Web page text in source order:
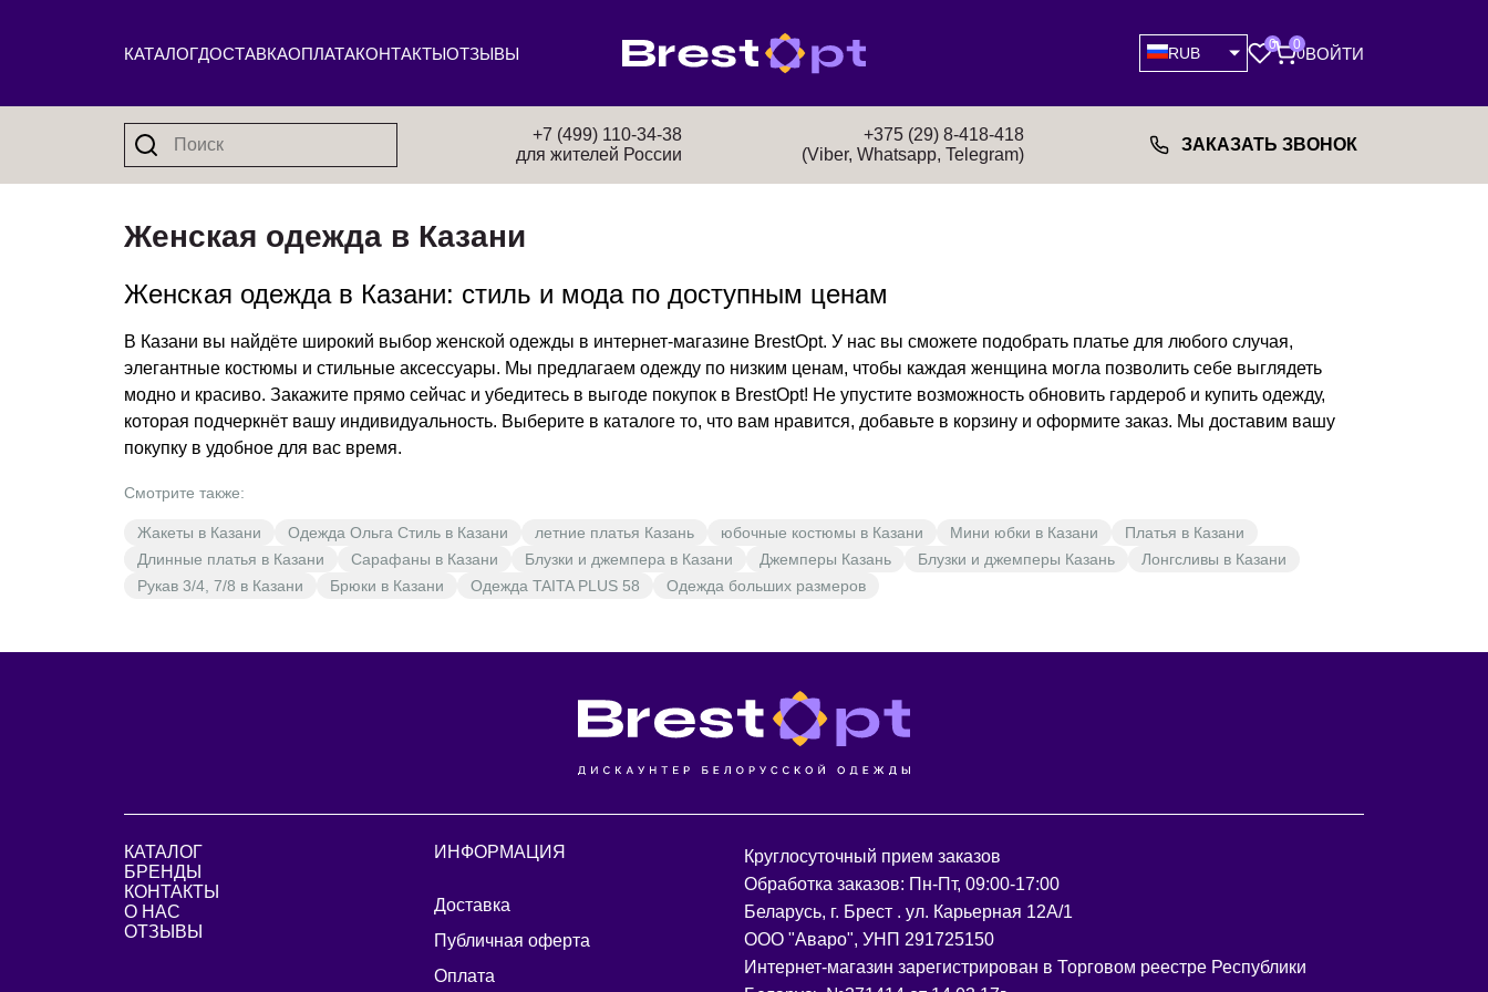
КАТАЛОГДОСТАВКАОПЛАТАКОНТАКТЫОТЗЫВЫ RUB
0 0
0ВОЙТИ
+7 (499) 110-34-38
для жителей России
+375 (29) 8-418-418
(Viber, Whatsapp, Telegram)
ЗАКАЗАТЬ ЗВОНОК
Женская одежда в Казани
Женская одежда в Казани: стиль и мода по доступным ценам
В Казани вы найдёте широкий выбор женской одежды в интернет-магазине BrestOpt. У нас вы сможете подобрать платье для любого случая,
элегантные костюмы и стильные аксессуары. Мы предлагаем одежду по низким ценам, чтобы каждая женщина могла позволить себе выглядеть
модно и красиво. Закажите прямо сейчас и убедитесь в выгоде покупок в BrestOpt! Не упустите возможность обновить гардероб и купить одежду,
которая подчеркнёт вашу индивидуальность. Выберите в каталоге то, что вам нравится, добавьте в корзину и оформите заказ. Мы доставим вашу
покупку в удобное для вас время.
Смотрите также:
Жакеты в Казани Одежда Ольга Стиль в Казани летние платья Казань юбочные костюмы в Казани Мини юбки в Казани
Платья в Казани
Длинные платья в Казани
Сарафаны в Казани Блузки и джемпера в Казани Джемперы Казань Блузки и джемперы Казань
Лонгсливы в Казани
Рукав 3/4, 7/8 в Казани
Брюки в Казани Одежда TAITA PLUS 58 Одежда больших размеров
КАТАЛОГ
БРЕНДЫ
КОНТАКТЫ
О НАС
ОТЗЫВЫ
ИНФОРМАЦИЯ
Доставка
Публичная оферта
Оплата
Круглосуточный прием заказов
Обработка заказов: Пн-Пт, 09:00-17:00
Беларусь, г. Брест . ул. Карьерная 12А/1
ООО "Аваро", УНП 291725150
Интернет-магазин зарегистрирован в Торговом реестре Республики